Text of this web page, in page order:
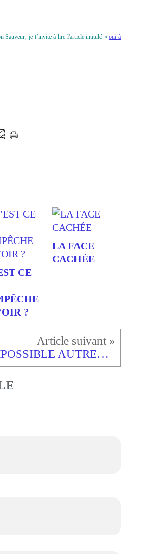
Sauveur, je t’invite à lire l'article intitulé «oui à
CE
?
LA FACE
CACHÉE
IMPOSSIBLE AUTREMENT